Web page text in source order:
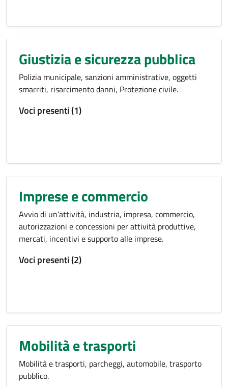
Giustizia e sicurezza pubblica
Polizia municipale, sanzioni amministrative, oggetti
smarriti, risarcimento danni, Protezione civile.
Voci presenti (1)
Imprese e commercio
Avvio di un’attività, industria, impresa, commercio,
autorizzazioni e concessioni per attività produttive,
mercati, incentivi e supporto alle imprese.
Voci presenti (2)
Mobilità e trasporti
Mobilità e trasporti, parcheggi, automobile, trasporto
pubblico.